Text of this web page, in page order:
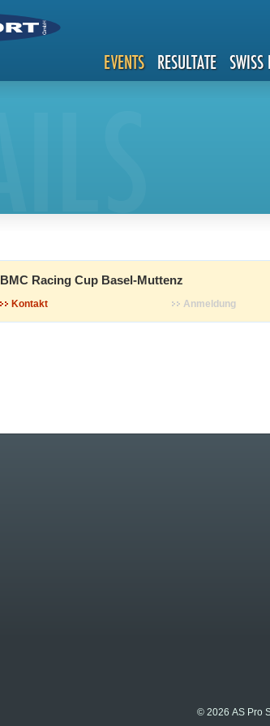
EVENTS RESULTATE SWISS
BMC Racing Cup Basel-Muttenz
Kontakt Anmeldung
© 2026 AS Pro